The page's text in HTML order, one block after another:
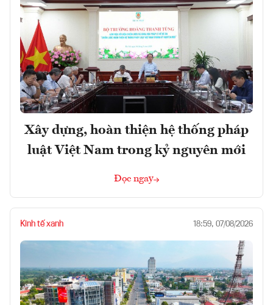
Xây dựng, hoàn thiện hệ thống pháp
luật Việt Nam trong kỷ nguyên mới
Đọc ngay
Kinh tế xanh 18:59, 07/08/2026